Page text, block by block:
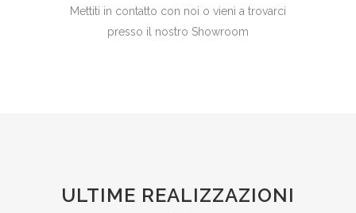
Mettiti in contatto con noi o vieni a trovarci
presso il nostro Showroom
ULTIME REALIZZAZIONI